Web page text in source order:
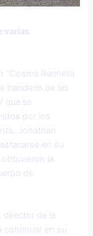
varias
“Cosme Rennella
banderín de las
que se
por los
Jonathan
en su
la
de
director de la
continuar en su